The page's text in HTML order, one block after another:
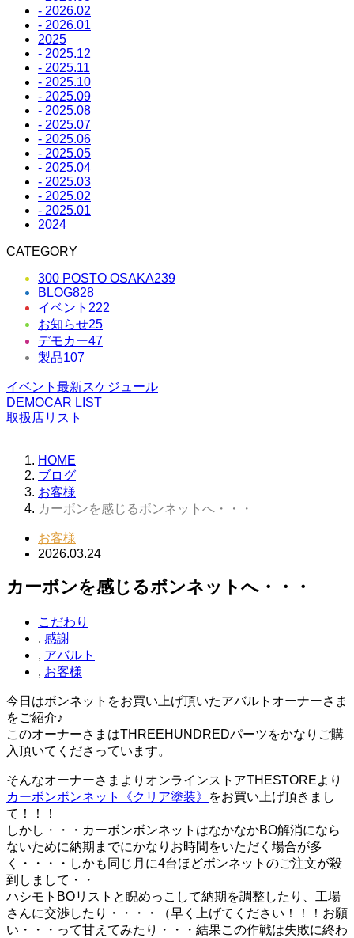
- 2026.02
- 2026.01
2025
- 2025.12
- 2025.11
- 2025.10
- 2025.09
- 2025.08
- 2025.07
- 2025.06
- 2025.05
- 2025.04
- 2025.03
- 2025.02
- 2025.01
2024
CATEGORY
300 POSTO OSAKA239
BLOG828
イベント 222
お知らせ25
デモカー47
製品107
イベント最新スケジュール
DEMOCAR LIST
取扱店リスト
HOME
ブログ
お客様
カーボンを感じるボンネットへ・・・
お客様
2026.03.24
カーボンを感じるボンネットへ・・・
こだわり
, 感謝
, アバルト
, お客様
今日はボンネットをお買い上げ頂いたアバルトオーナーさま
をご紹介♪
このオーナーさまはTHREEHUNDREDパーツをかなりご購
入頂いてくださっています。
そんなオーナーさまよりオンラインストアTHESTOREより
カーボンボンネット《クリア塗装》
をお買い上げ頂きまし
て！！！
しかし・・・カーボンボンネットはなかなかBO解消になら
ないために納期までにかなりお時間をいただく場合が多
く・・・・しかも同じ月に4台ほどボンネットのご注文が殺
到しまして・・
ハシモトBOリストと睨めっこして納期を調整したり、工場
さんに交渉したり・・・・（早く上げてください！！！お願
い・・・って甘えてみたり・・・結果この作戦は失敗に終わ